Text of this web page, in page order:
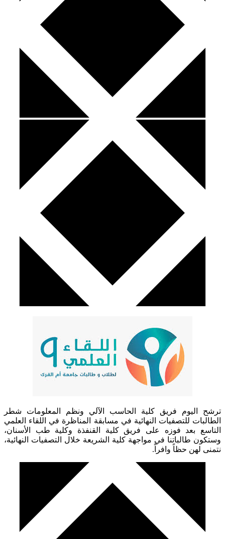
ترشح اليوم فريق كلية الحاسب الآلي ونظم المعلومات شطر
الطالبات للتصفيات النهائية في مسابقة المناظرة في اللقاء العلمي
التاسع بعد فوزه على فريق كلية القنفذة وكلية طب الأسنان،
وستكون طالباتنا في مواجهة كلية الشريعة خلال التصفيات النهائية،
نتمنى لهن حظاً وافراً.